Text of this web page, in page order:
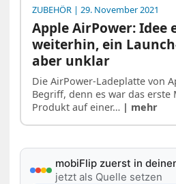
ZUBEHÖR | 29. November 2021
Apple AirPower: Idee
weiterhin, ein
aber unklar
Die AirPower-Ladeplatte von
Begriff, denn es war das erste
Produkt auf einer… | mehr
mobiFlip zuerst in
jetzt als Quelle setzen